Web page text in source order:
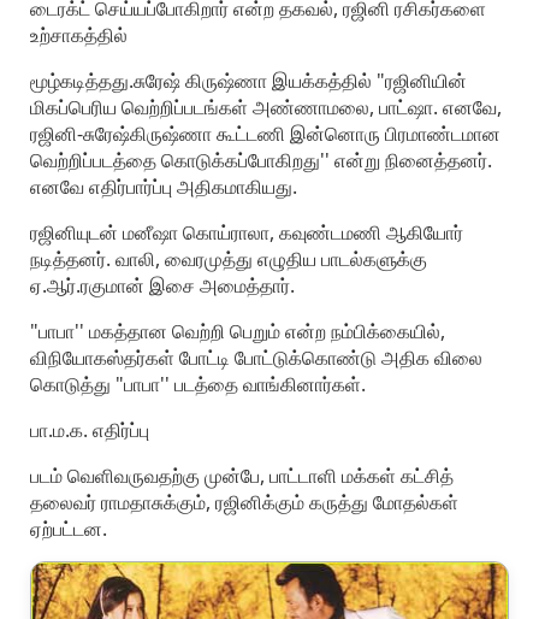
டைரக்ட் செய்யப்போகிறார் என்ற தகவல், ரஜினி ரசிகர்களை
உற்சாகத்தில்
மூழ்கடித்தது.சுரேஷ் கிருஷ்ணா இயக்கத்தில் "ரஜினியின்
மிகப்பெரிய வெற்றிப்படங்கள் அண்ணாமலை, பாட்ஷா. எனவே,
ரஜினி-சுரேஷ்கிருஷ்ணா கூட்டணி இன்னொரு பிரமாண்டமான
வெற்றிப்படத்தை கொடுக்கப்போகிறது'' என்று நினைத்தனர்.
எனவே எதிர்பார்ப்பு அதிகமாகியது.
ரஜினியுடன் மனீஷா கொய்ராலா, கவுண்டமணி ஆகியோர்
நடித்தனர். வாலி, வைரமுத்து எழுதிய பாடல்களுக்கு
ஏ.ஆர்.ரகுமான் இசை அமைத்தார்.
"பாபா'' மகத்தான வெற்றி பெறும் என்ற நம்பிக்கையில்,
விநியோகஸ்தர்கள் போட்டி போட்டுக்கொண்டு அதிக விலை
கொடுத்து "பாபா'' படத்தை வாங்கினார்கள்.
பா.ம.க. எதிர்ப்பு
படம் வெளிவருவதற்கு முன்பே, பாட்டாளி மக்கள் கட்சித்
தலைவர் ராமதாசுக்கும், ரஜினிக்கும் கருத்து மோதல்கள்
ஏற்பட்டன.